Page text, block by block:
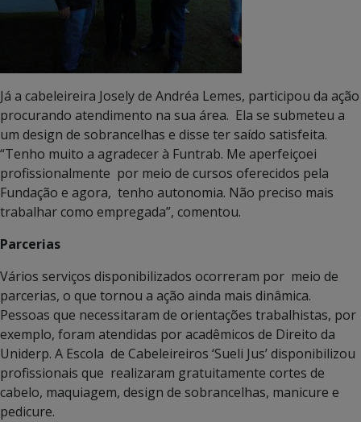
Já a cabeleireira Josely de Andréa Lemes, participou da ação
procurando atendimento na sua área. Ela se submeteu a
um design de sobrancelhas e disse ter saído satisfeita.
“Tenho muito a agradecer à Funtrab. Me aperfeiçoei
profissionalmente por meio de cursos oferecidos pela
Fundação e agora, tenho autonomia. Não preciso mais
trabalhar como empregada”, comentou.
Parcerias
Vários serviços disponibilizados ocorreram por meio de
parcerias, o que tornou a ação ainda mais dinâmica.
Pessoas que necessitaram de orientações trabalhistas, por
exemplo, foram atendidas por acadêmicos de Direito da
Uniderp. A Escola de Cabeleireiros ‘Sueli Jus’ disponibilizou
profissionais que realizaram gratuitamente cortes de
cabelo, maquiagem, design de sobrancelhas, manicure e
pedicure.